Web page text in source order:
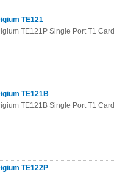
TE121
TE121P Single Port T1 Card
TE121B
TE121B Single Port T1 Card
TE122P